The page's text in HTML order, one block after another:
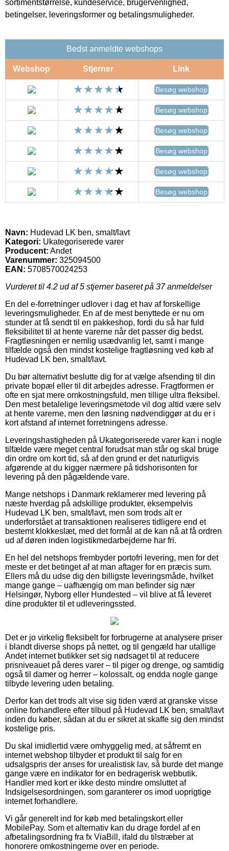
sortimentstørrelse, kundeservice, brugervenlighed,
betingelser, leveringsformer og betalingsmuligheder.
Bedst anmeldte webshops
Webshop Stjerner Link
Besøg webshop
Besøg webshop
Besøg webshop
Besøg webshop
Besøg webshop
Besøg webshop
Navn: Hudevad LK ben, smalt/lavt
Kategori: Ukategoriserede varer
Producent: Andet
Varenummer: 325094500
EAN: 5708570024253
Vurderet til 4.2 ud af 5 stjerner baseret på 37anmeldelser
En del e-forretninger udlover i dag et hav af forskellige
leveringsmuligheder. En af de mest benyttede er nu om
stunder at få sendt til en pakkeshop, fordi du så har fuld
fleksibilitet til at hente varerne når det passer dig bedst.
Fragtløsningen er nemlig usædvanlig let, samt i mange
tilfælde også den mindst kostelige fragtløsning ved køb af
Hudevad LK ben, smalt/lavt.
Du bør alternativt beslutte dig for at vælge afsending til din
private bopæl eller til dit arbejdes adresse. Fragtformen er
ofte en sjat mere omkostningsfuld, men tillige ultra fleksibel.
Den mest betalelige leveringsmetode vil dog altid være selv
at hente varerne, men den løsning nødvendiggør at du er i
kort afstand af internet forretningens adresse.
Leveringshastigheden på Ukategoriserede varer kan i nogle
tilfælde være meget central forudsat man står og skal bruge
din ordre om kort tid, så af den grund er det naturligvis
afgørende at du kigger nærmere på tidshorisonten for
levering på den pågældende vare.
Mange netshops i Danmark reklamerer med levering på
næste hverdag på adskillige produkter, eksempelvis
Hudevad LK ben, smalt/lavt, men som trods alt er
underforstået at transaktionen realiseres tidligere end et
bestemt klokkeslæt, med det formål at de kan nå at få ordren
ud af døren inden logistikmedarbejderne har fri.
En hel del netshops frembyder portofri levering, men for det
meste er det betinget af at man aftager for en præcis sum.
Ellers må du udse dig den billigste leveringsmåde, hvilket
mange gange – uafhængig om man befinder sig nær
Helsingør, Nyborg eller Hundested – vil blive at få leveret
dine produkter til et udleveringssted.
Det er jo virkelig fleksibelt for forbrugerne at analysere priser
i blandt diverse shops på nettet, og til gengæld har utallige
Andet internet butikker set sig nødsaget til at reducere
prisniveauet på deres varer – til piger og drenge, og samtidig
også til damer og herrer – kolossalt, og endda nogle gange
tilbyde levering uden betaling.
Derfor kan det trods alt vise sig tiden værd at granske visse
online forhandlere efter tilbud på Hudevad LK ben, smalt/lavt
inden du køber, sådan at du er sikret at skaffe sig den mindst
kostelige pris.
Du skal imidlertid være omhyggelig med, at såfremt en
internet webshop tilbyder et produkt til salg for en
udsalgspris der anses for urealistisk lav, så burde det mange
gange være en indikator for en bedragerisk webbutik.
Handler med kort er ikke desto mindre omsluttet af
Indsigelsesordningen, som garanterer os imod uoprigtige
internet forhandlere.
Vi går generelt ind for køb med betalingskort eller
MobilePay. Som et alternativ kan du drage fordel af en
afbetalingsordning fra fx ViaBill, ifald du tilstræber at
honorere omkostningerne over en periode.